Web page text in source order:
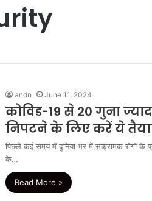
andn June 11, 2024
कोविड-19 से 20 गुना
निपटने के लिए करें ये
पिछले कई समय में दुनिया भर में संक्रामक रोगों के
के…
Read More »